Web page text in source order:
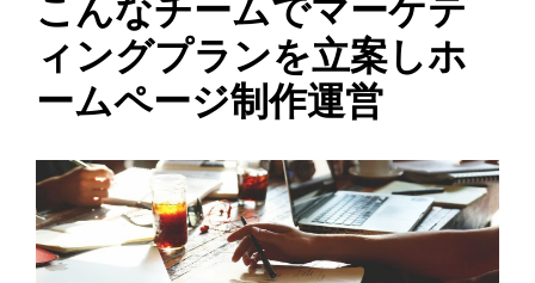
こんなチームでマーケテ
ィングプランを立案しホ
ームページ制作運営